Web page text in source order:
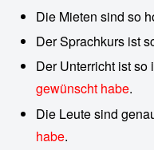
Die Mieten sind so
Der Sprachkurs ist
Der Unterricht ist
gewünscht habe.
Die Leute sind
habe.